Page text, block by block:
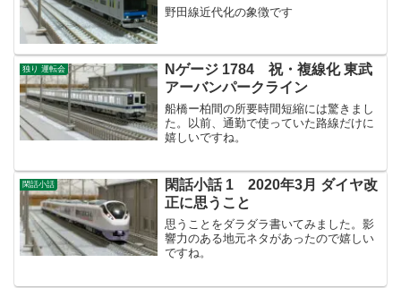
野田線近代化の象徴です
独り 運転会
Nゲージ 1784 祝・複線化 東武
アーバンパークライン
船橋ー柏間の所要時間短縮には驚きまし
た。以前、通勤で使っていた路線だけに
嬉しいですね。
閑話小話
閑話小話 1 2020年3月 ダイヤ改
正に思うこと
思うことをダラダラ書いてみました。影
響力のある地元ネタがあったので嬉しい
ですね。